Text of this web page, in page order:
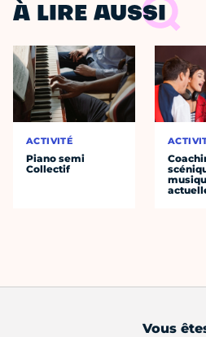
À LIRE AUSSI
ACTIVITÉ
Piano semi
Collectif
Vous